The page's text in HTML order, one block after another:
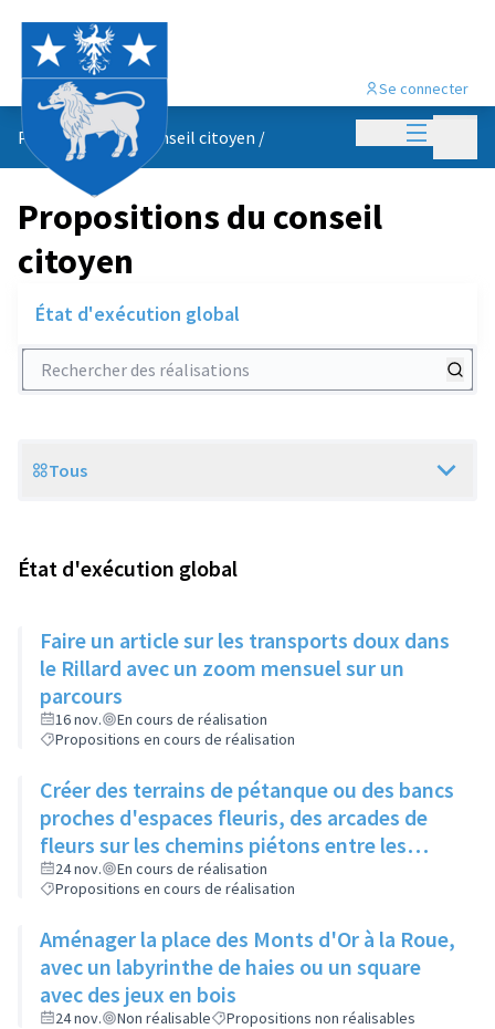
Menu
Se connecter
Propositions du conseil citoyen /
Propositions du conseil
citoyen
État d'exécution global
Rechercher des réalisations
Scope
Tous
État d'exécution global
Faire un article sur les transports doux dans
le Rillard avec un zoom mensuel sur un
parcours
16 nov.
En cours de réalisation
Propositions en cours de réalisation
Créer des terrains de pétanque ou des bancs
proches d'espaces fleuris, des arcades de
fleurs sur les chemins piétons entre les
immeubles
24 nov.
En cours de réalisation
Propositions en cours de réalisation
Aménager la place des Monts d'Or à la Roue,
avec un labyrinthe de haies ou un square
avec des jeux en bois
24 nov. Non réalisable Propositions non réalisables